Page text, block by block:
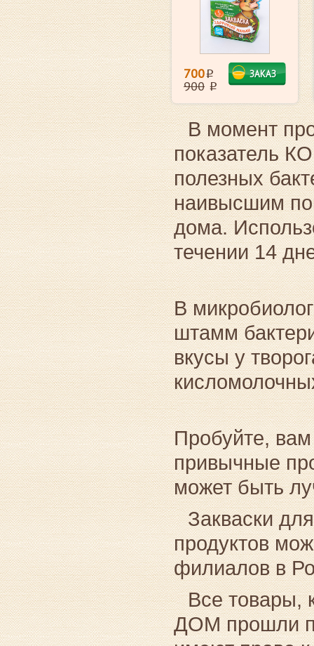
700i
900 i
ЗАКАЗ
В момент
показатель
полезных
наивысшим
дома.
течении 14
В
штамм
вкусы у
Пробуйте,
привычные
может быть
Закваски
продуктов
филиалов в
Все товары,
ДОМ прошли